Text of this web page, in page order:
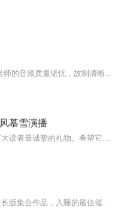
慕雪演播